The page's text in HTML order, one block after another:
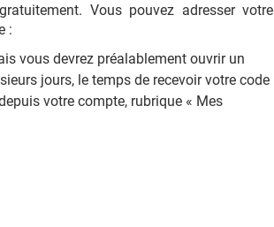
Vous pouvez adresser votre
:
vous devrez préalablement ouvrir un
jours, le temps de recevoir votre code
votre compte, rubrique « Mes